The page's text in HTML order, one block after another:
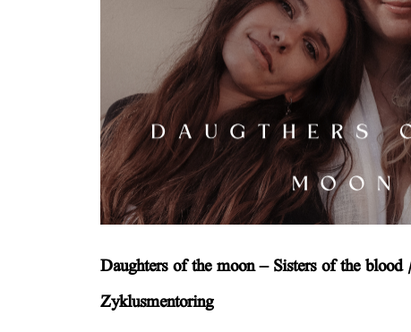
Daughters of the moon – Sisters of the
Zyklusmentoring